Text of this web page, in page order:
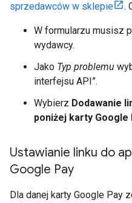
sprzedawców w sklepie
.
W formularzu musisz
wydawcy.
Jako Typ problemu
interfejsu API”.
Wybierz Dodawanie
poniżej karty Google
Ustawianie linku do
Google Pay
Dla danej karty Google Pay